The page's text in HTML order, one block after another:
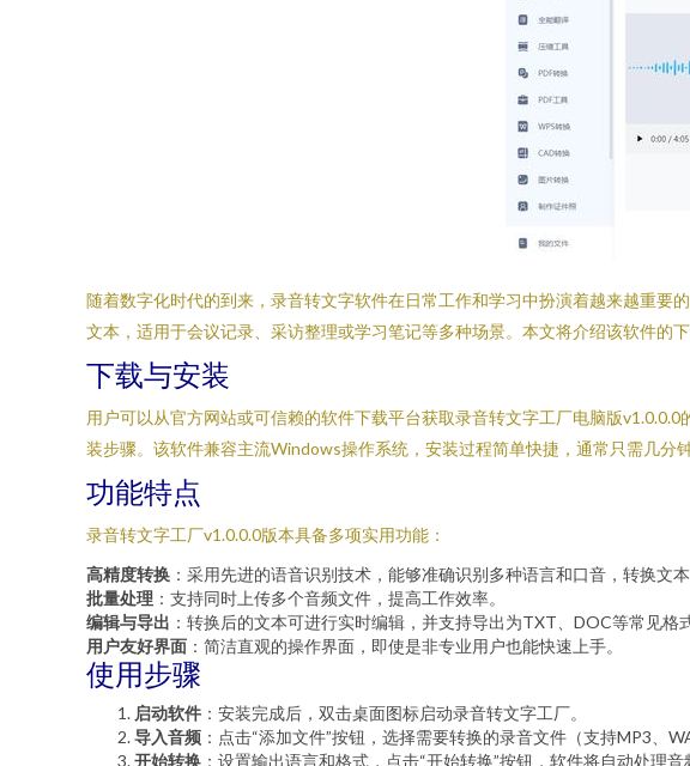
随着数字化时代的到来，录音转文字软件在日常工作和学习中扮演着越来越重要
文本，适用于会议记录、采访整理或学习笔记等多种场景。本文将介绍该软件的
下载与安装
用户可以从官方网站或可信赖的软件下载平台获取录音转文字工厂电脑版
装步骤。该软件兼容主流Windows操作系统，安装过程简单快捷，通常只需几分钟
功能特点
录音转文字工厂v1.0.0.0版本具备多项实用功能：
高精度转换 ：采用先进的语音识别技术，能够准确识别多种语言和口音，转换文本
批量处理 ：支持同时上传多个音频文件，提高工作效率。
编辑与导出 ：转换后的文本可进行实时编辑，并支持导出为TXT、DOC等常见格
用户友好界面 ：简洁直观的操作界面，即使是非专业用户也能快速上手。
使用步骤
启动软件 ：安装完成后，双击桌面图标启动录音转文字工厂。
导入音频 ：点击“添加文件”按钮，选择需要转换的录音文件（支持MP3、
开始转换 ：设置输出语言和格式，点击“开始转换”按钮，软件将自动处理音